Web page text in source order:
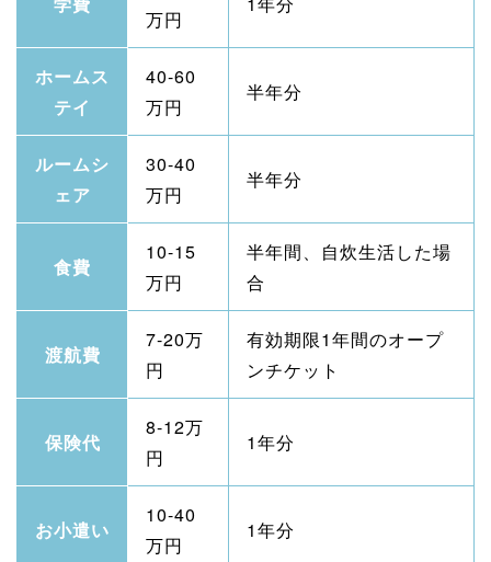
万円
ホームス
テイ
40-60
万円
半年分
ルームシ
ェア
30-40
万円
半年分
食費
10-15
万円
半年間、自炊生活した場
合
渡航費
7-20万
円
有効期限1年間のオープ
ンチケット
保険代
8-12万
円
1年分
お小遣い
10-40
万円
1年分